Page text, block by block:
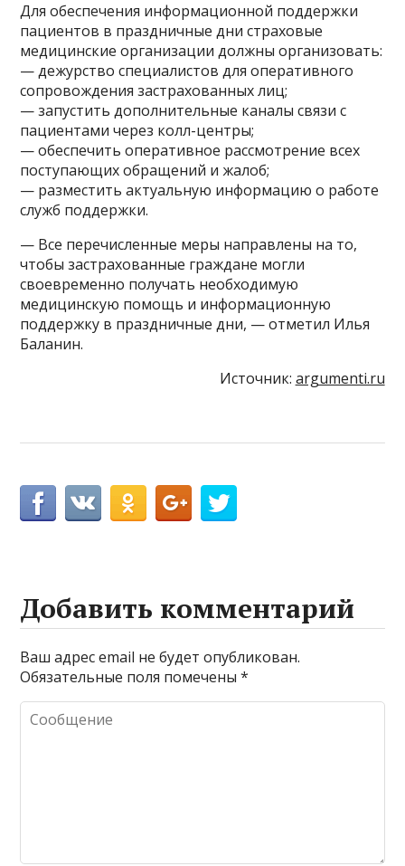
Для обеспечения информационной поддержки
пациентов в праздничные дни страховые
медицинские организации должны организовать:
— дежурство специалистов для оперативного
сопровождения застрахованных лиц;
— запустить дополнительные каналы связи с
пациентами через колл-центры;
— обеспечить оперативное рассмотрение всех
поступающих обращений и жалоб;
— разместить актуальную информацию о работе
служб поддержки.
— Все перечисленные меры направлены на то,
чтобы застрахованные граждане могли
своевременно получать необходимую
медицинскую помощь и информационную
поддержку в праздничные дни, — отметил Илья
Баланин.
Источник: argumenti.ru
Добавить комментарий
Ваш адрес email не будет опубликован.
Обязательные поля помечены*